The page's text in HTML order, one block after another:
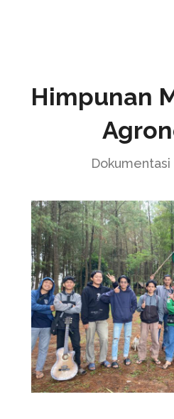
Himpunan